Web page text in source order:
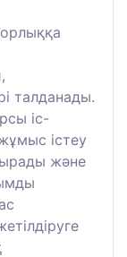
талданады.
іс-
істеу
және